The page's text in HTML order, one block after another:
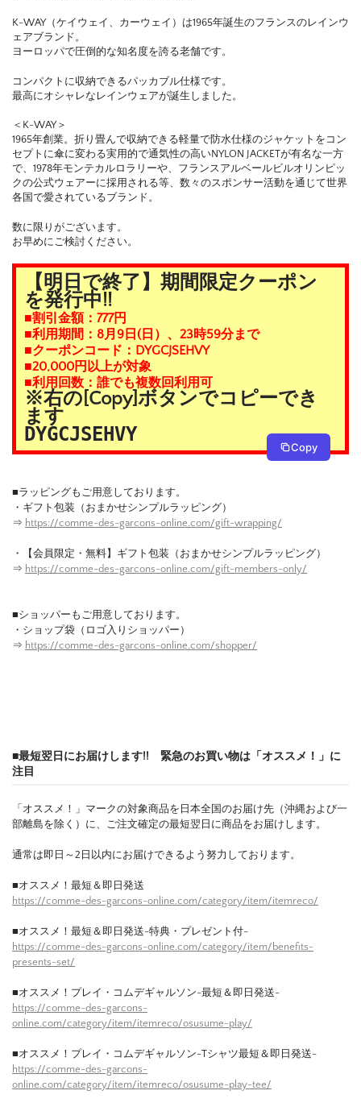
K-WAY（ケイウェイ、カーウェイ）は1965年誕生のフランスのレインウ
ェアブランド。
ヨーロッパで圧倒的な知名度を誇る老舗です。
コンパクトに収納できるパッカブル仕様です。
最高にオシャレなレインウェアが誕生しました。
＜K-WAY＞
1965年創業。折り畳んで収納できる軽量で防水仕様のジャケットをコン
セプトに傘に変わる実用的で通気性の高いNYLON JACKETが有名な一方
で、1978年モンテカルロラリーや、フランスアルベールビルオリンピッ
クの公式ウェアーに採用される等、数々のスポンサー活動を通じて世界
各国で愛されているブランド。
数に限りがございます。
お早めにご検討ください。
【明日で終了】期間限定クーポン
を発行中!!
■割引金額：777円
■利用期間：8月9日(日）、23時59分まで
■クーポンコード：DYGCJSEHVY
■20,000円以上が対象
■利用回数：誰でも複数回利用可
※右の[Copy]ボタンでコピーでき
ます
DYGCJSEHVY
Copy
■ラッピングもご用意しております。
・ギフト包装（おまかせシンプルラッピング）
⇒ https://comme-des-garcons-online.com/gift-wrapping/
・【会員限定・無料】ギフト包装（おまかせシンプルラッピング）
⇒ https://comme-des-garcons-online.com/gift-members-only/
■ショッパーもご用意しております。
・ショップ袋（ロゴ入りショッパー）
⇒ https://comme-des-garcons-online.com/shopper/
■最短翌日にお届けします!! 緊急のお買い物は「オススメ！」に
注目
「オススメ！」マークの対象商品を日本全国のお届け先（沖縄および一
部離島を除く）に、ご注文確定の最短翌日に商品をお届けします。
通常は即日～2日以内にお届けできるよう努力しております。
■オススメ！最短＆即日発送
https://comme-des-garcons-online.com/category/item/itemreco/
■オススメ！最短＆即日発送-特典・プレゼント付-
https://comme-des-garcons-online.com/category/item/benefits-
presents-set/
■オススメ！プレイ・コムデギャルソン-最短＆即日発送-
https://comme-des-garcons-
online.com/category/item/itemreco/osusume-play/
■オススメ！プレイ・コムデギャルソン-Tシャツ最短＆即日発送-
https://comme-des-garcons-
online.com/category/item/itemreco/osusume-play-tee/